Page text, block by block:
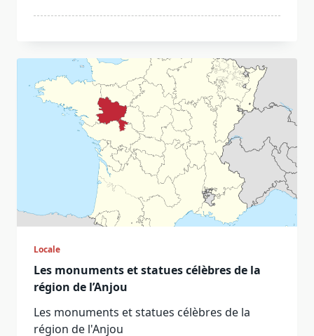
Locale
Les monuments et statues célèbres de la
région de l’Anjou
Les monuments et statues célèbres de la
région de l'Anjou